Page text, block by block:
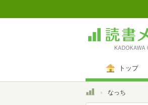
トップ
トップなっち